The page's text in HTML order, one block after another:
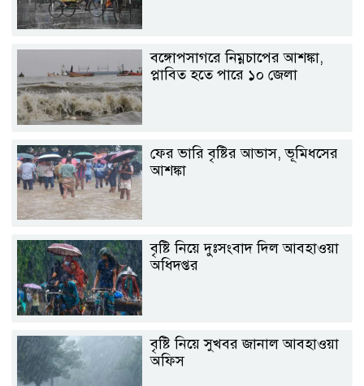
বঙ্গোপসাগরে নিম্নচাপের আশঙ্কা,
প্লাবিত হতে পারে ১০ জেলা
ফের ভারি বৃষ্টির আভাস, ভূমিধসের
আশঙ্কা
বৃষ্টি নিয়ে দুঃসংবাদ দিল আবহাওয়া
অধিদপ্তর
বৃষ্টি নিয়ে সুখবর জানাল আবহাওয়া
অফিস